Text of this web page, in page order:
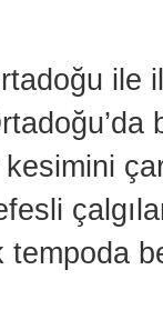
ile
tempoda